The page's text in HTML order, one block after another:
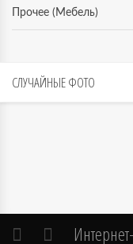
Прочее (Мебель)
СЛУЧАЙНЫЕФОТО